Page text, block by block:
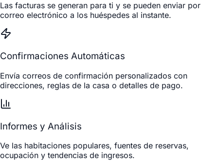
Las facturas se generan para ti y se pueden enviar por
correo electrónico a los huéspedes al instante.
Confirmaciones Automáticas
Envía correos de confirmación personalizados con
direcciones, reglas de la casa o detalles de pago.
Informes y Análisis
Ve las habitaciones populares, fuentes de reservas,
ocupación y tendencias de ingresos.